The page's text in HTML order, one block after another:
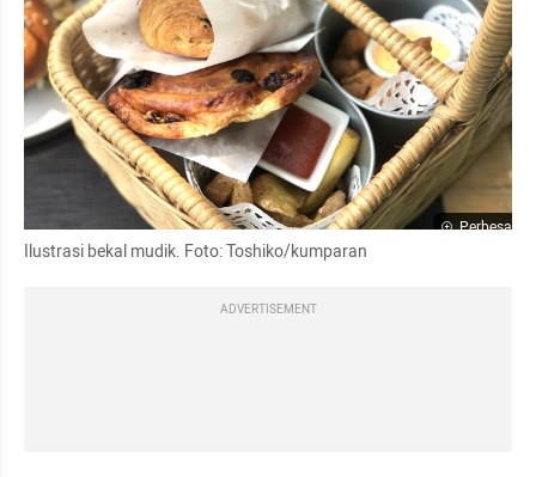
Perbesar
Ilustrasi bekal mudik. Foto: Toshiko/kumparan
ADVERTISEMENT